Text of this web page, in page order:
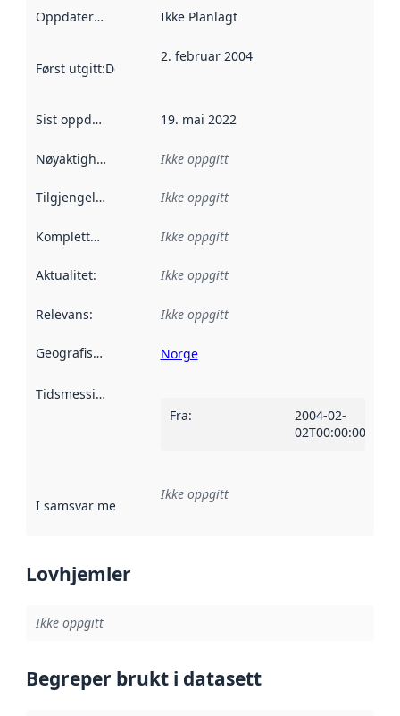
Oppdateringsfrekvens :
Ikke Planlagt
Først utgitt:Denne datoen sier når dataene i dette
2. februar 2004
Sist oppdatert 19. mai 2022
Nøyaktighet Ikke oppgitt
Tilgjengelighet Ikke oppgitt
Kompletthet Ikke oppgitt
Aktualitet: Ikke oppgitt
Relevans: Ikke oppgitt
Geografisk avgrensning :
Norge
Tidsmessig avgrensning
Fra:
2004-02-
02T00:00:00Z
I samsvar med Referanse til en implementasjonsregel
Ikke oppgitt
Lovhjemler
Ikke oppgitt
Begreper brukt i datasett